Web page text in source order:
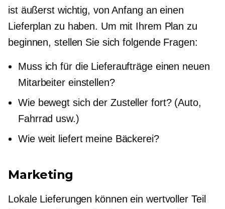
ist äußerst wichtig, von Anfang an einen
Lieferplan zu haben. Um mit Ihrem Plan zu
beginnen, stellen Sie sich folgende Fragen:
Muss ich für die Lieferaufträge einen neuen
Mitarbeiter einstellen?
Wie bewegt sich der Zusteller fort? (Auto,
Fahrrad usw.)
Wie weit liefert meine Bäckerei?
Marketing
Lokale Lieferungen können ein wertvoller Teil